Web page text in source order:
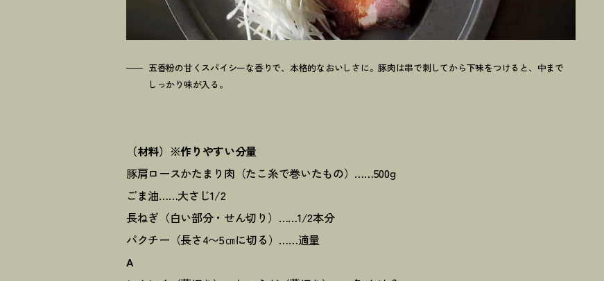
五香粉の甘くスパイシーな香りで、本格的なおいしさに。豚肉は串で刺してから下味をつけると、中まで
しっかり味が入る。
（材料）※作りやすい分量
豚肩ロースかたまり肉（たこ糸で巻いたもの）……500g
ごま油……大さじ1/2
長ねぎ（白い部分・せん切り）……1/2本分
パクチー（長さ4〜5㎝に切る）……適量
A